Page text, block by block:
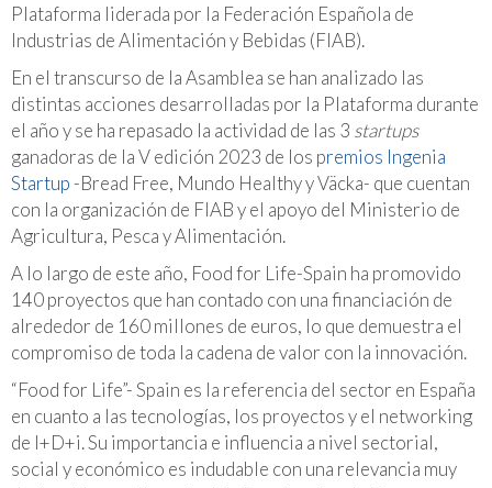
Plataforma liderada por la Federación Española de
Industrias de Alimentación y Bebidas (FIAB).
En el transcurso de la Asamblea se han analizado las
distintas acciones desarrolladas por la Plataforma durante
el año y se ha repasado la actividad de las 3 startups
ganadoras de la V edición 2023 de los premios Ingenia
Startup -Bread Free, Mundo Healthy y Väcka- que cuentan
con la organización de FIAB y el apoyo del Ministerio de
Agricultura, Pesca y Alimentación.
A lo largo de este año, Food for Life-Spain ha promovido
140 proyectos que han contado con una financiación de
alrededor de 160 millones de euros, lo que demuestra el
compromiso de toda la cadena de valor con la innovación.
“Food for Life”- Spain es la referencia del sector en España
en cuanto a las tecnologías, los proyectos y el networking
de I+D+i. Su importancia e influencia a nivel sectorial,
social y económico es indudable con una relevancia muy